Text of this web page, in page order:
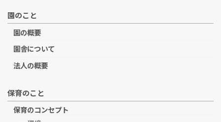
園のこと
園の概要
園舎について
法人の概要
保育のこと
保育のコンセプト